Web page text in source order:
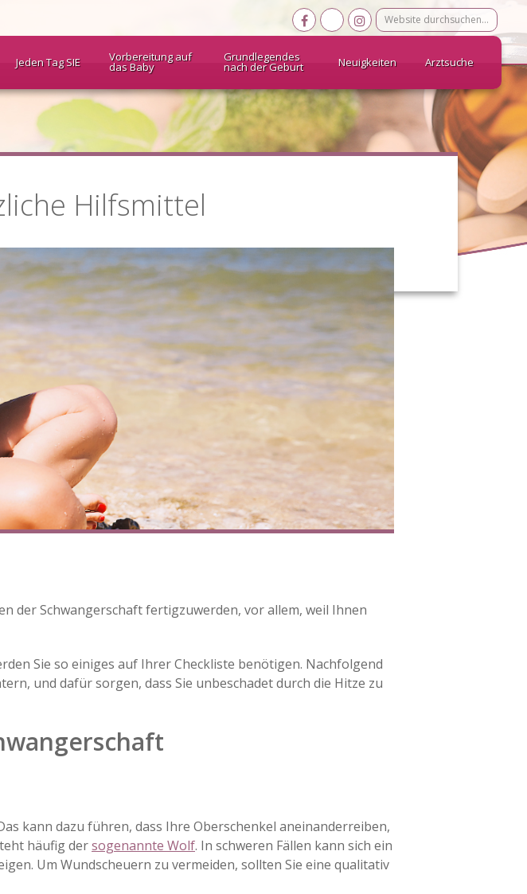
Website
durchsuchen…
Jeden Tag SIE Vorbereitung auf
das Baby
Grundlegendes
nach der Geburt Neuigkeiten Arztsuche
Hilfsmittel
der Schwangerschaft fertigzuwerden, vor allem, weil Ihnen
Sie so einiges auf Ihrer Checkliste benötigen. Nachfolgend
und dafür sorgen, dass Sie unbeschadet durch die Hitze zu
kann dazu führen, dass Ihre Oberschenkel aneinanderreiben,
häufig dersogenannte Wolf. In schweren Fällen kann sich ein
Um Wundscheuern zu vermeiden, sollten Sie eine qualitativ